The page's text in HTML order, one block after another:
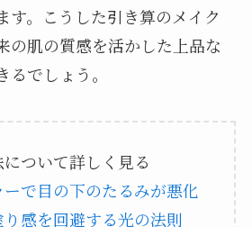
す。こうした引き算のメイク
の肌の質感を活かした上品な
でしょう。
ついて詳しく見る
で目の下のたるみが悪化
感を回避する光の法則